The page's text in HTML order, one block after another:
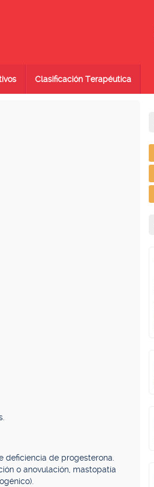
Clasificación Terapéutica
de progesterona.
o anovulación, mastopatía